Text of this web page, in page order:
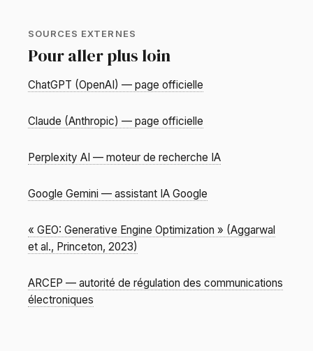
SOURCES EXTERNES
Pour aller plus loin
ChatGPT (OpenAI) — page officielle
Claude (Anthropic) — page officielle
Perplexity AI — moteur de recherche IA
Google Gemini — assistant IA Google
« GEO: Generative Engine Optimization » (Aggarwal
et al., Princeton, 2023)
ARCEP — autorité de régulation des communications
électroniques